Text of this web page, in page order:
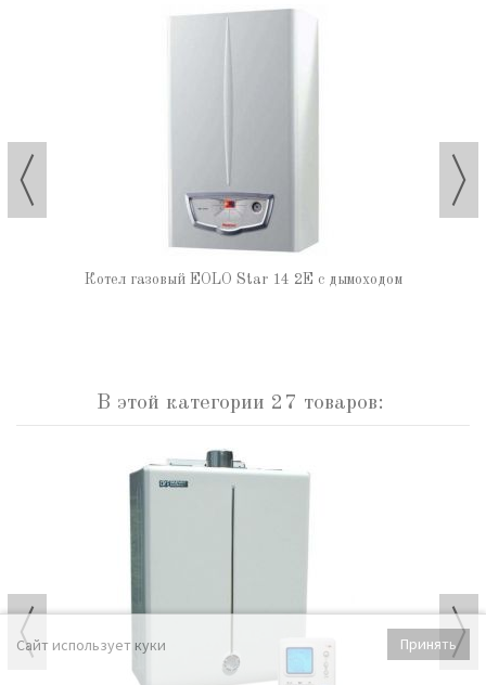
Котел газовый EOLO Star 14 2E с дымоходом
В этой категории 27 товаров:
Принять
Сайт использует куки